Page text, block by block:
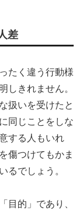
差
たく違う行動様
しきれません。
扱いを受けたと
同じことをしな
する人もいれ
傷つけてもかま
るでしょう。
目的」であり、